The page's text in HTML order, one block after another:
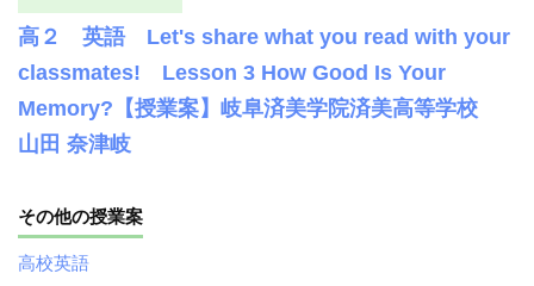
高２ 英語 Let's share what you read with your
classmates! Lesson 3 How Good Is Your
Memory?【授業案】岐阜済美学院済美高等学校
山田 奈津岐
その他の授業案
高校英語